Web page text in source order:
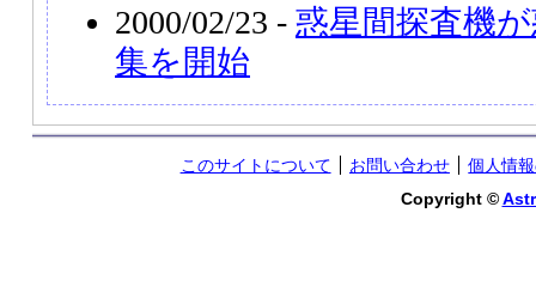
2000/02/23 - 惑星間探査機
集を開始
このサイトについて お問い合わせ
個人情
Copyright ©